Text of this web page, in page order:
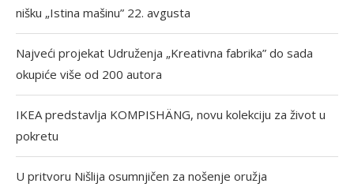
nišku „Istina mašinu” 22. avgusta
Najveći projekat Udruženja „Kreativna fabrika” do sada
okupiće više od 200 autora
IKEA predstavlja KOMPISHÄNG, novu kolekciju za život u
pokretu
U pritvoru Nišlija osumnjičen za nošenje oružja